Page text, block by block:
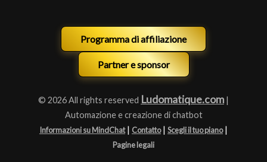
Programma di affiliazione
Partner e sponsor
© 2026 All rights reserved Ludomatique.com |
Automazione e creazione di chatbot
Informazioni su MindChat | Contatto | Scegli il tuo piano |
Pagine legali